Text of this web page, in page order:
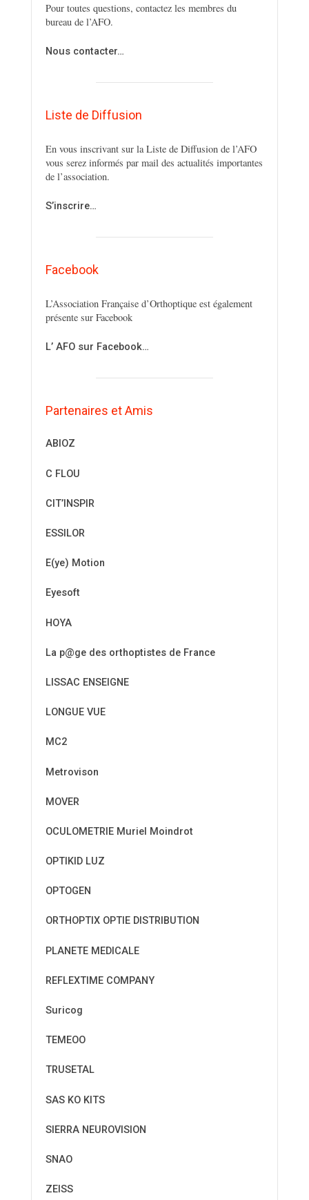
Pour toutes questions, contactez les membres du
bureau de l’AFO.
Nous contacter…
Liste de Diffusion
En vous inscrivant sur la Liste de Diffusion de l’AFO
vous serez informés par mail des actualités importantes
de l’association.
S’inscrire…
Facebook
L’Association Française d’Orthoptique est également
présente sur Facebook
L’ AFO sur Facebook…
Partenaires et Amis
ABIOZ
C FLOU
CIT’INSPIR
ESSILOR
E(ye) Motion
Eyesoft
HOYA
La p@ge des orthoptistes de France
LISSAC ENSEIGNE
LONGUE VUE
MC2
Metrovison
MOVER
OCULOMETRIE Muriel Moindrot
OPTIKID LUZ
OPTOGEN
ORTHOPTIX OPTIE DISTRIBUTION
PLANETE MEDICALE
REFLEXTIME COMPANY
Suricog
TEMEOO
TRUSETAL
SAS KO KITS
SIERRA NEUROVISION
SNAO
ZEISS